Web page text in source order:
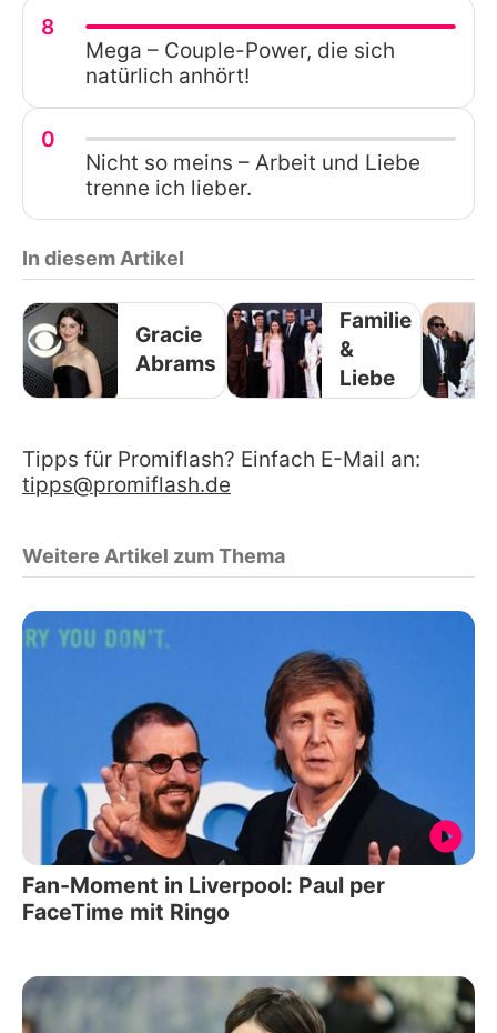
8
Mega – Couple-Power, die sich
natürlich anhört!
0
Nicht so meins – Arbeit und Liebe
trenne ich lieber.
In diesem Artikel
Gracie
Abrams
Familie
&
Liebe
Tipps für Promiflash? Einfach E-Mail an:
tipps@promiflash.de
Weitere Artikel zum Thema
Fan-Moment in Liverpool: Paul per
FaceTime mit Ringo